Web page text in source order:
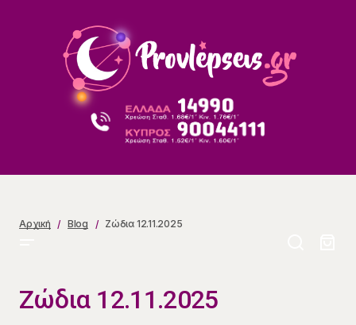
Αρχική Blog Ζώδια 12.11.2025
Ζώδια 12.11.2025